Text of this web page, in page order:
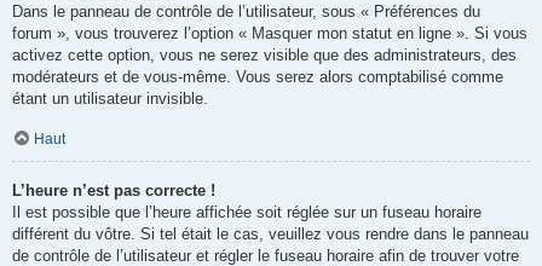
Dans le panneau de contrôle de l’utilisateur, sous « Préférences du
forum », vous trouverez l’option « Masquer mon statut en ligne ». Si vous
activez cette option, vous ne serez visible que des administrateurs, des
modérateurs et de vous-même. Vous serez alors comptabilisé comme
étant un utilisateur invisible.
Haut
L’heure n’est pas correcte !
Il est possible que l’heure affichée soit réglée sur un fuseau horaire
différent du vôtre. Si tel était le cas, veuillez vous rendre dans le panneau
de contrôle de l’utilisateur et régler le fuseau horaire afin de trouver votre